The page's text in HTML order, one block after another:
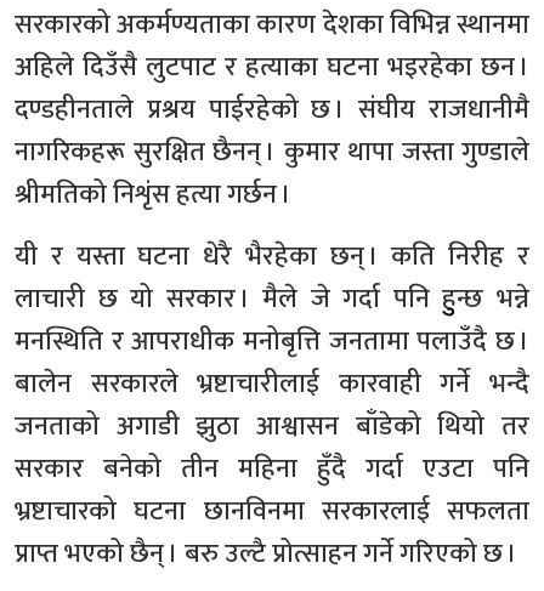
सरकारको अकर्मण्यताका कारण देशका विभिन्न स्थानमा
अहिले दिउँसै लुटपाट र हत्याका घटना भइरहेका छन ।
दण्डहीनताले प्रश्रय पाईरहेको छ । संघीय राजधानीमै
नागरिकहरू सुरक्षित छैनन् । कुमार थापा जस्ता गुण्डाले
श्रीमतिको निशृंस हत्या गर्छन ।
यी र यस्ता घटना धेरै भैरहेका छन् । कति निरीह र
लाचारी छ यो सरकार । मैले जे गर्दा पनि हुुन्छ भन्ने
मनस्थिति र आपराधीक मनोबृत्ति जनतामा पलाउँदै छ ।
बालेन सरकारले भ्रष्टाचारीलाई कारवाही गर्ने भन्दै
जनताको अगाडी झुठा आश्वासन बाँडेको थियो तर
सरकार बनेको तीन महिना हुँदै गर्दा एउटा पनि
भ्रष्टाचारको घटना छानविनमा सरकारलाई सफलता
प्राप्त भएको छैन् । बरु उल्टै प्रोत्साहन गर्ने गरिएको छ ।